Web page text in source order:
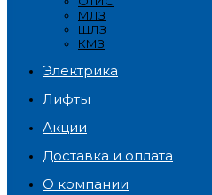
МЛЗ
ЩЛЗ
КМЗ
Электрика
Лифты
Акции
Доставка и оплата
О компании